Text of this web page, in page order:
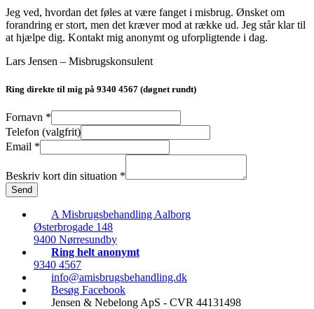
Jeg ved, hvordan det føles at være fanget i misbrug. Ønsket om
forandring er stort, men det kræver mod at række ud. Jeg står klar til
at hjælpe dig. Kontakt mig anonymt og uforpligtende i dag.
Lars Jensen – Misbrugskonsulent
Ring direkte til mig på 9340 4567 (døgnet rundt)
Fornavn *
Telefon (valgfrit)
Email *
Beskriv kort din situation *
Send
A Misbrugsbehandling Aalborg
Østerbrogade 148
9400 Nørresundby
Ring helt anonymt
9340 4567
info@amisbrugsbehandling.dk
Besøg Facebook
Jensen & Nebelong ApS - CVR 44131498